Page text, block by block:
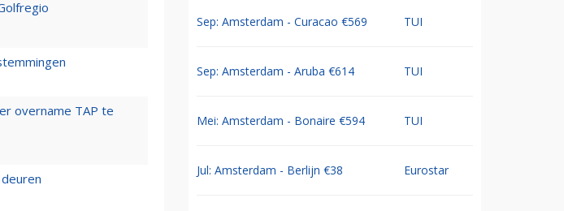
overname TAP te
Sep: Amsterdam - Curacao €569 TUI
Sep: Amsterdam - Aruba €614 TUI
Mei: Amsterdam - Bonaire €594 TUI
Jul: Amsterdam - Berlijn €38 Eurostar